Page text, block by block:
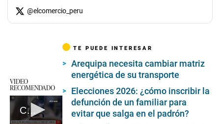
@elcomercio_peru
VIDEO
RECOMENDADO
Comas: mujeres roban en manada en bus de transporte público
TE PUEDE INTERESAR
Arequipa necesita cambiar matriz
energética de su transporte
Elecciones 2026: ¿cómo inscribir la
defunción de un familiar para
evitar que salga en el padrón?